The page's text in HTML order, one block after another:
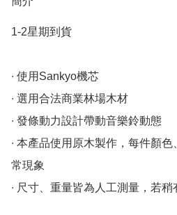
1-2星期到貨
∙ 使用Sankyo機芯
∙ 選用合法商業林場木材
∙ 發條動力設計帶動音樂鈴動態
∙ 本產品使用原木製作，每件顏
常現象
∙ 尺寸、重量皆為人工測量，若稍